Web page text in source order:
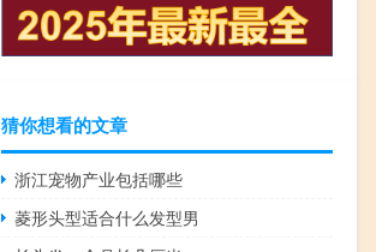
猜你想看的文章
浙江宠物产业包括哪些
菱形头型适合什么发型男